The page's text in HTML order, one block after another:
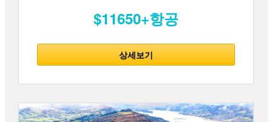
$11650+항공
상세보기